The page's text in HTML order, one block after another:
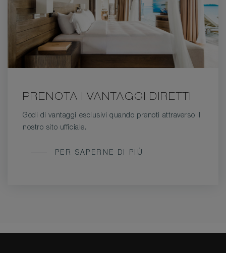
PRENOTA I VANTAGGI DIRETTI
Godi di vantaggi esclusivi quando prenoti attraverso il
nostro sito ufficiale.
PRENOTAPER SAPERNE DI PIÙ